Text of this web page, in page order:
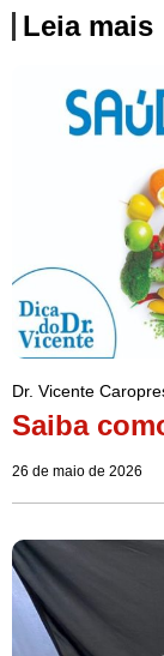
Leia mais
Dr. Vicente
Saiba
26 de maio de 2026